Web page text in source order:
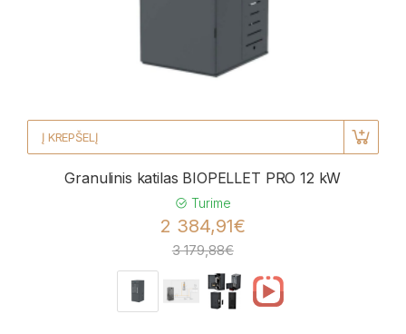
Į KREPŠELĮ
Granulinis katilas BIOPELLET PRO 12 kW
Turime
2 384,91€
3 179,88€